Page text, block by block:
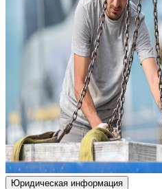
Юридическая информация